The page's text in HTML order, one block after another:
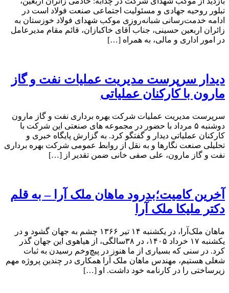
تبلور روحیه جهادی و مسئولیت اجتماعی صنعت فولاد است در
ادامه خدمت‌رسانی شبانه‌روزی موکب شهدای فولاد خوزستان به
زائران اربعین حسینی، جناب آقای خاکبازان، قائم مقام مدیرعامل
در امور اداری و مالی، به همراه […]
دیدار سرپرست مدیریت عملیات نفت و گاز
مارون با کارکنان عملیاتی
سرپرست مدیریت عملیات شرکت بهره برداری نفت و گاز مارون
دوشنبه ۵ مرداد با حضور در مجموعه های صنعتی این شرکت با
کارکنان عملیاتی دیدار و گفتگو کرد. به گزارش پایگاه خبری و
تحلیلی صنعت نگارها و به نقل از روابط عمومی شرکت بهره برداری
نفت و گاز مارون، علی صفی خانی ضمن تقدیر از […]
آخرین کامیت؛بدرود ماهان ملک آرا – به قلم
دکتر ملیکا ملک آرا
ماهان ملک‌آرا، در یکشنبه ۱۴ تیر ۱۳۶۶ چشم به جهان گشود و در
یکشنبه ۱۷ خرداد ۱۴۰۵، در ۳۸سالگی، از هیاهوی این جهان گذر
کرد. در سنی که بسیاری از ما هنوز در پیچ‌وخم رسیدن به ثبات
شغلی هستیم، مهندس ماهان ملک آرا همکاری در چندین پروژه مهم
زیرساختی را در کارنامه خود داشت. او […]